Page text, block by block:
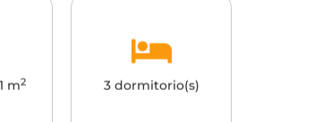
m2 3 dormitorio(s)